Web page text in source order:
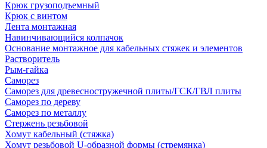
Крюк грузоподъемный
Крюк с винтом
Лента монтажная
Навинчивающийся колпачок
Основание монтажное для кабельных стяжек и элементов
Растворитель
Рым-гайка
Саморез
Саморез для древесностружечной плиты/ГСК/ГВЛ плиты
Саморез по дереву
Саморез по металлу
Стержень резьбовой
Хомут кабельный (стяжка)
Хомут резьбовой U-образной формы (стремянка)